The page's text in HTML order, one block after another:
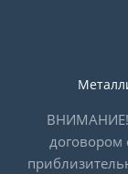
ВНИМАНИЕ!
договором